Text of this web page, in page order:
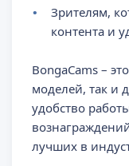
Зрителям,
контента и
BongaCams –
моделей, так и
удобство
лучших в